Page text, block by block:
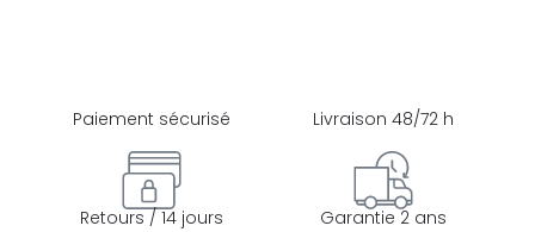
Paiement sécurisé Livraison 48/72 h
Retours / 14 jours Garantie 2 ans